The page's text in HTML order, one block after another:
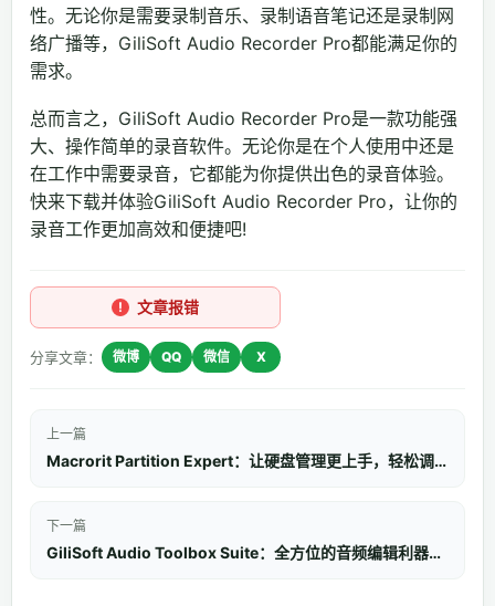
性。无论你是需要录制音乐、录制语音笔记还是录制网
络广播等，GiliSoft Audio Recorder Pro都能满足你的
需求。
总而言之，GiliSoft Audio Recorder Pro是一款功能强
大、操作简单的录音软件。无论你是在个人使用中还是
在工作中需要录音，它都能为你提供出色的录音体验。
快来下载并体验GiliSoft Audio Recorder Pro，让你的
录音工作更加高效和便捷吧!
文章报错
分享文章： 微博 QQ 微信 X
上一篇
Macrorit Partition Expert：让硬盘管理更上手，轻松调整您的分区
下一篇
GiliSoft Audio Toolbox Suite：全方位的音频编辑利器，免费获取激活版本